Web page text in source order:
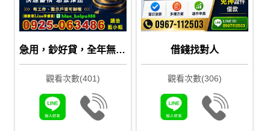
急用，鈔好貸，全年無休24H不打烊
觀看次數(401)
借錢找對人
觀看次數(306)